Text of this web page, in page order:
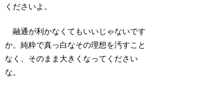
くださいよ。
融通が利かなくてもいいじゃないです
か。純粋で真っ白なその理想を汚すこと
なく、そのまま大きくなってください
な。